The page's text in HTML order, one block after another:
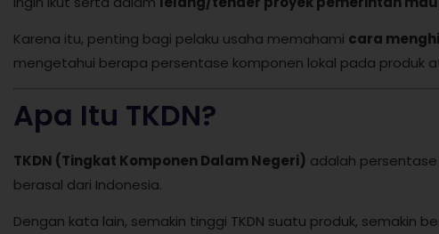
Karena itu, penting bagi pelaku usaha memahami cara
mengetahui berapa persentase komponen lokal pada produk
Apa Itu TKDN?
TKDN (Tingkat Komponen Dalam Negeri) adalah
berasal dari Indonesia.
Dengan kata lain, semakin tinggi TKDN suatu produk, semakin